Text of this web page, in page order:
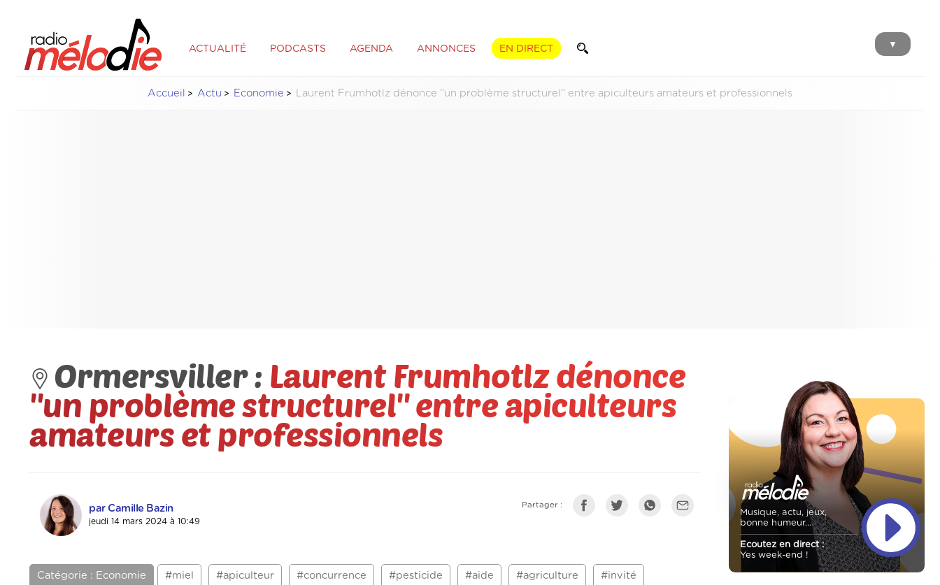
ACTUALITÉ PODCASTS AGENDA ANNONCES EN DIRECT ▼
Accueil Actu Economie Laurent Frumhotlz dénonce ''un problème structurel'' entre apiculteurs amateurs et professionnels
Ormersviller : Laurent Frumhotlz dénonce
''un problème structurel'' entre apiculteurs
amateurs et professionnels
par Camille Bazin
jeudi 14 mars 2024 à 10:49
Partager :
Catégorie : Economie #miel #apiculteur #concurrence #pesticide #aide #agriculture #invité
Musique, actu, jeux,
bonne humeur...
Ecoutez en direct :
Yes week-end !